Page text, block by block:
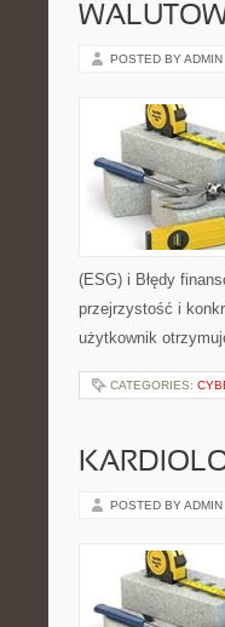
POSTED BY ADMIN
(ESG) i Błędy
przejrzystość i
użytkownik
CATEGORIES:
POSTED BY ADMIN